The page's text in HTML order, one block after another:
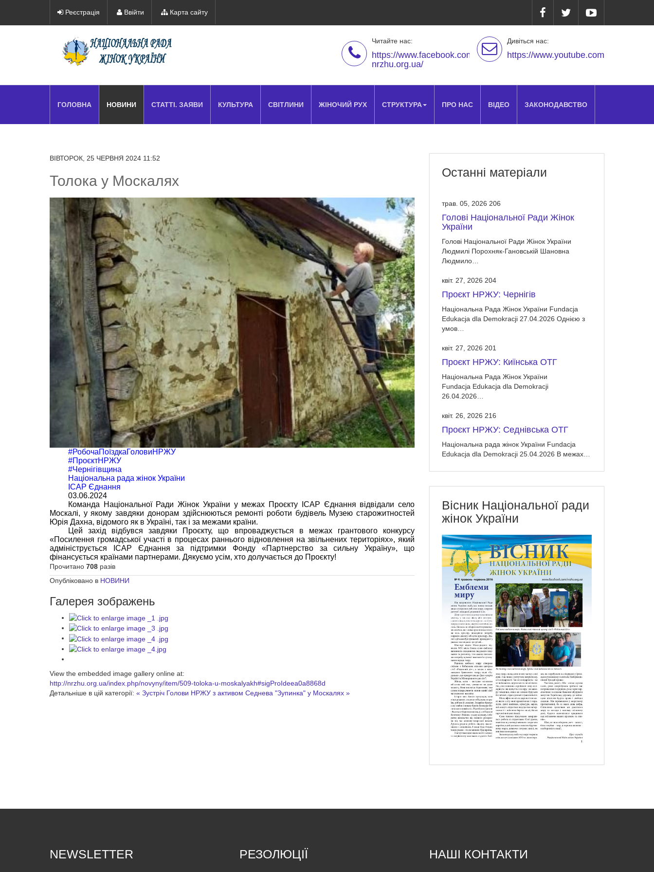
Реєстрація Ввійти Карта сайту
Читайте нас:
https://www.facebook.com/
nrzhu.org.ua/
Дивіться нас:
https://www.youtube.com
ГОЛОВНА НОВИНИ СТАТТІ. ЗАЯВИ КУЛЬТУРА СВІТЛИНИ ЖІНОЧИЙ РУХ СТРУКТУРА ПРО НАС ВІДЕО ЗАКОНОДАВСТВО
ВІВТОРОК, 25 ЧЕРВНЯ 2024 11:52
Толока у Москалях
#РобочаПоїздкаГоловиНРЖУ
#ПроєктНРЖУ
#Чернігівщина
Національна рада жінок України
ІСАР Єднання
03.06.2024
Команда Національної Ради Жінок України у межах Проєкту ІСАР Єднання відвідали село
Москалі, у якому завдяки донорам здійснюються ремонті роботи будівель Музею старожитностей
Юрія Дахна, відомого як в Україні, так і за межами країни.
Цей захід відбувся завдяки Проєкту, що впроваджується в межах грантового конкурсу
«Посилення громадської участі в процесах раннього відновлення на звільнених територіях», який
адмініструється ІСАР Єднання за підтримки Фонду «Партнерство за сильну Україну», що
фінансується країнами партнерами. Дякуємо усім, хто долучається до Проєкту!
Прочитано 708 разів
Опубліковано в НОВИНИ
Галерея зображень
View the embedded image gallery online at:
http://nrzhu.org.ua/index.php/novyny/item/509-toloka-u-moskalyakh#sigProIdeea0a8868d
Детальніше в цій категорії: « Зустріч Голови НРЖУ з активом Седнева "Зупинка" у Москалях »
Останні матеріали
трав. 05, 2026 206
Голові Національної Ради Жінок
України
Голові Національної Ради Жінок України
Людмилі Порохняк-Гановській Шановна
Людмило…
квіт. 27, 2026 204
Проєкт НРЖУ: Чернігів
Національна Рада Жінок України Fundacja
Edukacja dla Demokracji 27.04.2026 Однією з
умов…
квіт. 27, 2026 201
Проєкт НРЖУ: Киїнська ОТГ
Національна Рада Жінок України
Fundacja Edukacja dla Demokracji
26.04.2026…
квіт. 26, 2026 216
Проєкт НРЖУ: Седнівська ОТГ
Національна рада жінок України Fundacja
Edukacja dla Demokracji 25.04.2026 В межах…
Вісник Національної ради
жінок України
NEWSLETTER РЕЗОЛЮЦІЇ НАШІ КОНТАКТИ